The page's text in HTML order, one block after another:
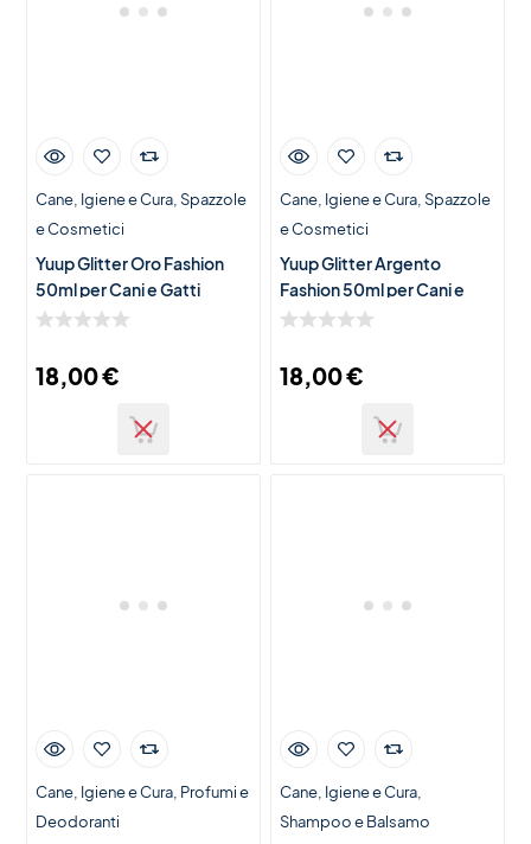
Cane Igiene e Cura Spazzole
e Cosmetici
Yuup Glitter Oro Fashion
50ml per Cani e Gatti
18,00€
Cane Igiene e Cura Spazzole
e Cosmetici
Yuup Glitter Argento
Fashion 50ml per Cani e
Gatti
18,00€
Cane Igiene e Cura Profumi e
Deodoranti
Cane Igiene e Cura
Shampoo e Balsamo